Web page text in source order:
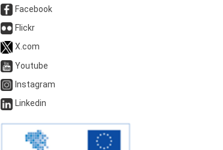
Facebook
Flickr
X.com
Youtube
Instagram
Linkedin